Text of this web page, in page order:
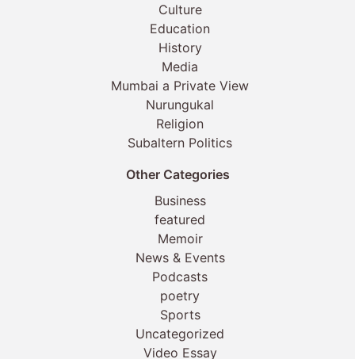
Culture
Education
History
Media
Mumbai a Private View
Nurungukal
Religion
Subaltern Politics
Other Categories
Business
featured
Memoir
News & Events
Podcasts
poetry
Sports
Uncategorized
Video Essay